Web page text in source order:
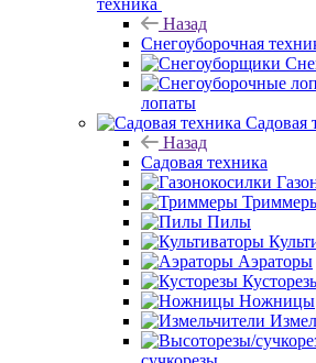
техника
Назад
Снегоуборочная
лопаты
Садовая
Назад
Садовая техника
Пилы
Аэраторы
Ножницы